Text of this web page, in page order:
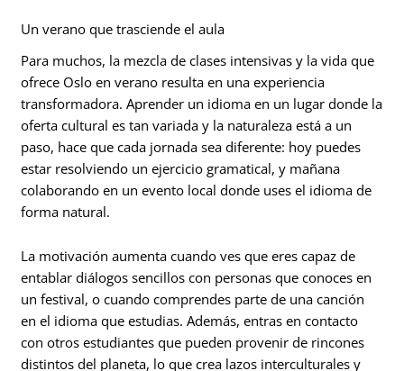
Un verano que trasciende el aula
Para muchos, la mezcla de clases intensivas y la vida que
ofrece Oslo en verano resulta en una experiencia
transformadora. Aprender un idioma en un lugar donde la
oferta cultural es tan variada y la naturaleza está a un
paso, hace que cada jornada sea diferente: hoy puedes
estar resolviendo un ejercicio gramatical, y mañana
colaborando en un evento local donde uses el idioma de
forma natural.
La motivación aumenta cuando ves que eres capaz de
entablar diálogos sencillos con personas que conoces en
un festival, o cuando comprendes parte de una canción
en el idioma que estudias. Además, entras en contacto
con otros estudiantes que pueden provenir de rincones
distintos del planeta, lo que crea lazos interculturales y